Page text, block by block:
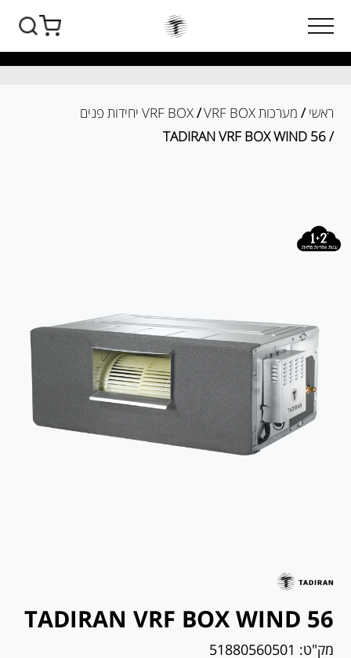
ראשי / מערכות VRF BOX /VRF BOX יחידות פנים
/ TADIRAN VRF BOX WIND 56
TADIRAN VRF BOX WIND 56
מק"ט: 51880560501